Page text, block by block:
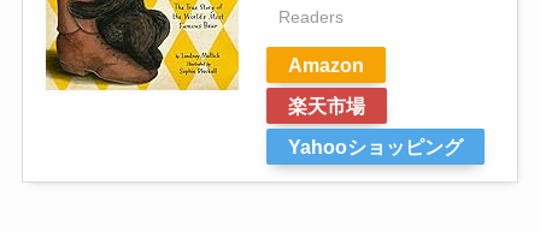
Readers
Amazon
楽天市場
Yahooショッピング